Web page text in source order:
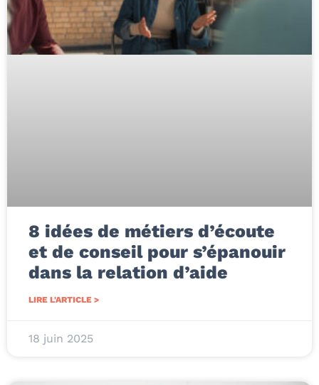
8 idées de métiers d’écoute
et de conseil pour s’épanouir
dans la relation d’aide
LIRE L'ARTICLE >
18 juin 2025